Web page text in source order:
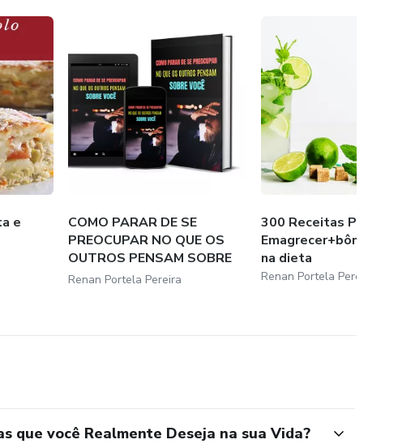
e
COMO PARAR DE SE
PREOCUPAR NO QUE OS
OUTROS PENSAM SOBRE
VOC...
Renan Portela Pereira
300 Receitas Para
Emagrecer+bônus 14 dias
na dieta
Renan Portela Pereira
que você Realmente Deseja na sua Vida?